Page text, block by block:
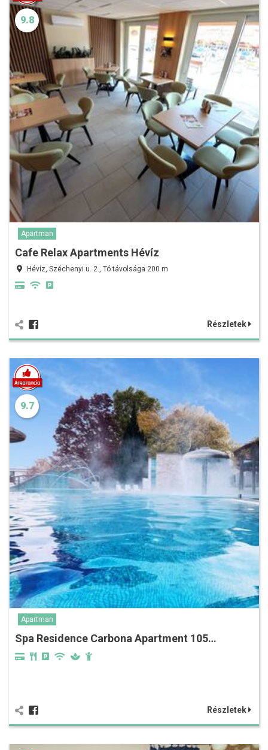
9.8
Apartman
Cafe Relax Apartments Hévíz
Hévíz, Széchenyi u. 2., Tó távolsága 200 m
Részletek
9.7
Apartman
Spa Residence Carbona Apartment 105…
Részletek